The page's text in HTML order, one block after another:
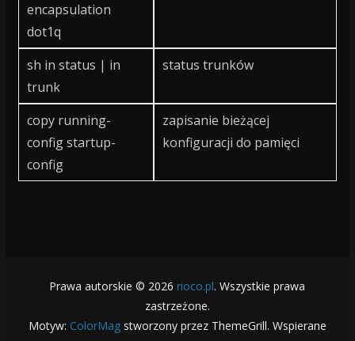
encapsulation
dot1q
sh in status | in
trunk
status trunków
copy running-
config startup-
config
zapisanie bieżącej
konfiguracji do pamięci
Prawa autorskie © 2026rioco.pl. Wszystkie prawa
zastrzeżone.
Motyw: ColorMagstworzony przez ThemeGrill. Wspierane